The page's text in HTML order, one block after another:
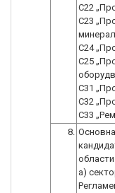
С22
С23
С24
С25
С31
С32
С33
8.
а)